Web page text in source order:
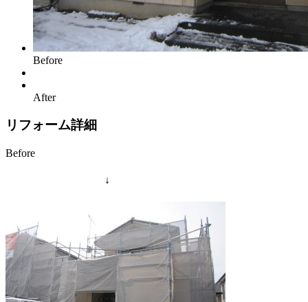
Before
After
リフォーム詳細
Before
↓